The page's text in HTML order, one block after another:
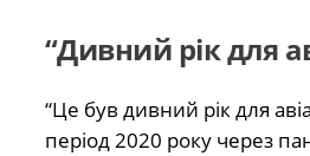
“Дивний рік для
“Це був дивний рік для
період 2020 року через